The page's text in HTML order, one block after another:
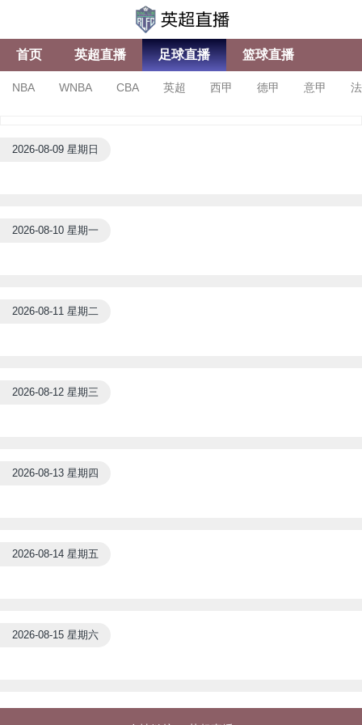
首页 英超直播 足球直播 篮球直播
NBA WNBA CBA 英超 西甲 德甲 意甲
2026-08-09 星期日
2026-08-10 星期一
2026-08-11 星期二
2026-08-12 星期三
2026-08-13 星期四
2026-08-14 星期五
2026-08-15 星期六